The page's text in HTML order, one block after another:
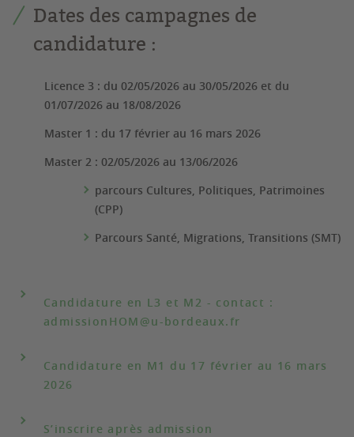
Dates des campagnes de
candidature :
Licence 3 : du 02/05/2026 au 30/05/2026 et du
01/07/2026 au 18/08/2026
Master 1 : du 17 février au 16 mars 2026
Master 2 : 02/05/2026 au 13/06/2026
parcours Cultures, Politiques, Patrimoines
(CPP)
Parcours Santé, Migrations, Transitions (SMT)
Candidature en L3 et M2 - contact :
admissionHOM@u-bordeaux.fr
Candidature en M1 du 17 février au 16 mars
2026
S’inscrire après admission